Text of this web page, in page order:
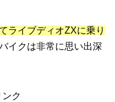
ライブディオZXに乗り
イクは非常に思い出深
ク